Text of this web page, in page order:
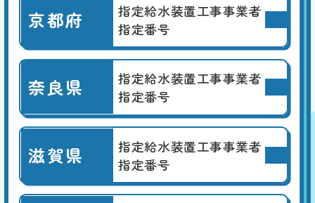
京都府
指定給水装置工事事業者
指定番号
奈良県
指定給水装置工事事業者
指定番号
滋賀県
指定給水装置工事事業者
指定番号